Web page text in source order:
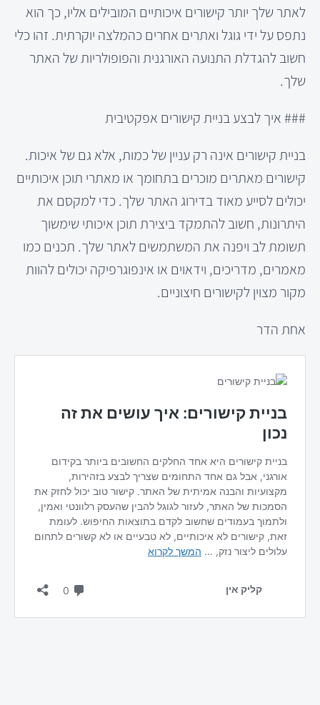
לאתר שלך יותר קישורים איכותיים המובילים אליו, כך הוא
נתפס על ידי גוגל ואתרים אחרים כהמלצה יוקרתית. זהו כלי
חשוב להגדלת התנועה האורגנית והפופולריות של האתר
שלך.
### איך לבצע בניית קישורים אפקטיבית
בניית קישורים אינה רק עניין של כמות, אלא גם של איכות.
קישורים מאתרים מוכרים בתחומך או מאתרי תוכן איכותיים
יכולים לסייע מאוד בדירוג האתר שלך. כדי למקסם את
היתרונות, חשוב להתמקד ביצירת תוכן איכותי שימשוך
תשומת לב ויפנה את המשתמשים לאתר שלך. תכנים כמו
מאמרים, מדריכים, וידאוים או אינפוגרפיקה יכולים להוות
מקור מצוין לקישורים חיצוניים.
אחת הדר